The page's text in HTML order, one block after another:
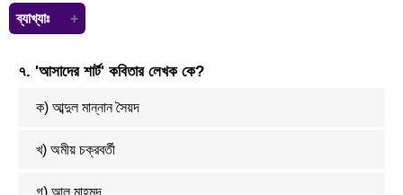
ব্যাখ্যাঃ
৭. 'আসাদের শার্ট' কবিতার লেখক কে?
ক) আব্দুল মান্নান সৈয়দ
খ) অমীয় চক্রবর্তী
গ) আল মাহমুদ